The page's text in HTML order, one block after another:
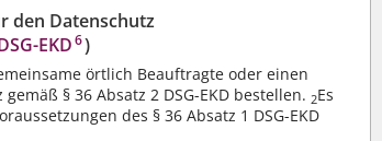
den Datenschutz
EKD6)
örtlich Beauftragte oder einen
§ 36 Absatz 2 DSG-EKD bestellen. 2Es
des § 36 Absatz 1 DSG-EKD